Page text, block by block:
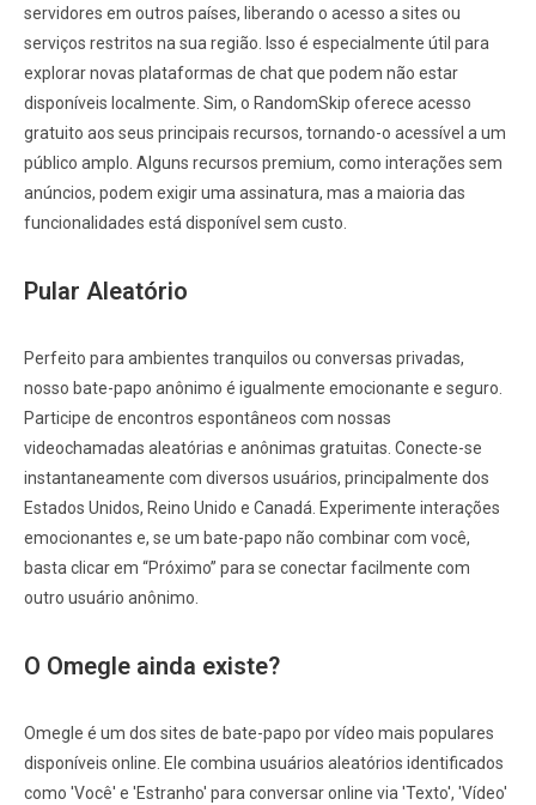
servidores em outros países, liberando o acesso a sites ou
serviços restritos na sua região. Isso é especialmente útil para
explorar novas plataformas de chat que podem não estar
disponíveis localmente. Sim, o RandomSkip oferece acesso
gratuito aos seus principais recursos, tornando-o acessível a um
público amplo. Alguns recursos premium, como interações sem
anúncios, podem exigir uma assinatura, mas a maioria das
funcionalidades está disponível sem custo.
Pular Aleatório
Perfeito para ambientes tranquilos ou conversas privadas,
nosso bate-papo anônimo é igualmente emocionante e seguro.
Participe de encontros espontâneos com nossas
videochamadas aleatórias e anônimas gratuitas. Conecte-se
instantaneamente com diversos usuários, principalmente dos
Estados Unidos, Reino Unido e Canadá. Experimente interações
emocionantes e, se um bate-papo não combinar com você,
basta clicar em “Próximo” para se conectar facilmente com
outro usuário anônimo.
O Omegle ainda existe?
Omegle é um dos sites de bate-papo por vídeo mais populares
disponíveis online. Ele combina usuários aleatórios identificados
como 'Você' e 'Estranho' para conversar online via 'Texto', 'Vídeo'